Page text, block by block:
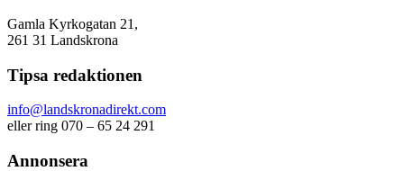
Gamla Kyrkogatan 21,
261 31 Landskrona
Tipsa redaktionen
info@landskronadirekt.com
eller ring 070 – 65 24 291
Annonsera